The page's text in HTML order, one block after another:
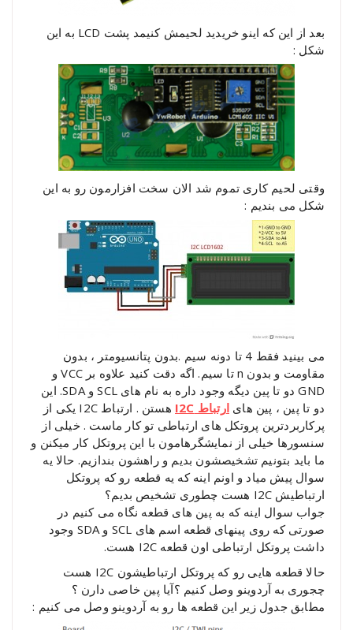
بعد از این که اینو خریدید لحیمش کنیمد پشت LCD به این
شکل :
وقتی لحیم کاری تموم شد الان سخت افزارمون رو به این
شکل می بندیم :
می بینید فقط 4 تا دونه سیم .بدون پتانسیومتر ، بدون
مقاومت و بدون n تا سیم. اگه دقت کنید علاوه بر VCC و
GND دو تا پین دیگه وجود داره به نام های SCL و SDA. این
دو تا پین ، پین های ارتباط I2C
هستن . ارتباط I2C یکی از
پرکاربردترین پروتکل های ارتباطی تو کار ماست . خیلی از
سنسورها خیلی از نمایشگرهامون با این پروتکل کار میکنن و
ما باید بتونیم تشخیصشون بدیم و راهشون بندازیم. حالا یه
سوال پیش میاد و اونم اینه که یه قطعه رو که پروتکل
ارتباطیش I2C هست چطوری تشخیص بدیم؟
جواب سوال اینه که به پین های قطعه نگاه می کنیم در
صورتی که روی پینهای قطعه اسم های SCL و SDA وجود
داشت پروتکل ارتباطی اون قطعه I2C هست.
حالا قطعه هایی رو که پروتکل ارتباطیشون I2C هست
چجوری به آردوینو وصل کنیم ؟آیا پین خاصی دارن ؟
مطابق جدول زیر این قطعه ها رو به آردوینو وصل می کنیم :